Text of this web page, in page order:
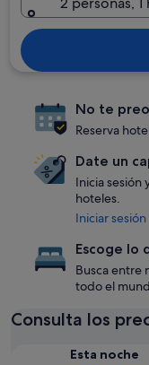
No te
Reserva
Date un
Inicia sesión
hoteles.
Iniciar sesión
Escoge lo
Busca entre
todo el
Consulta los
Esta noche